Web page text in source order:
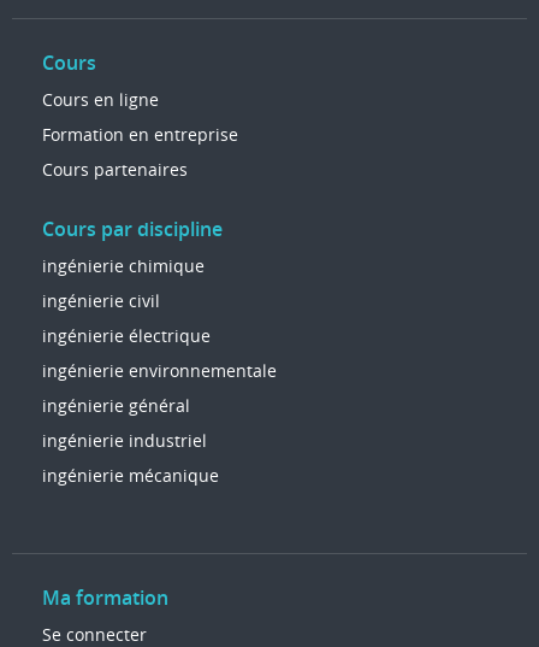
Cours
Cours en ligne
Formation en entreprise
Cours partenaires
Cours par discipline
ingénierie chimique
ingénierie civil
ingénierie électrique
ingénierie environnementale
ingénierie général
ingénierie industriel
ingénierie mécanique
Ma formation
Se connecter